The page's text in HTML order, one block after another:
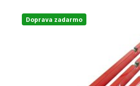
Doprava zadarmo